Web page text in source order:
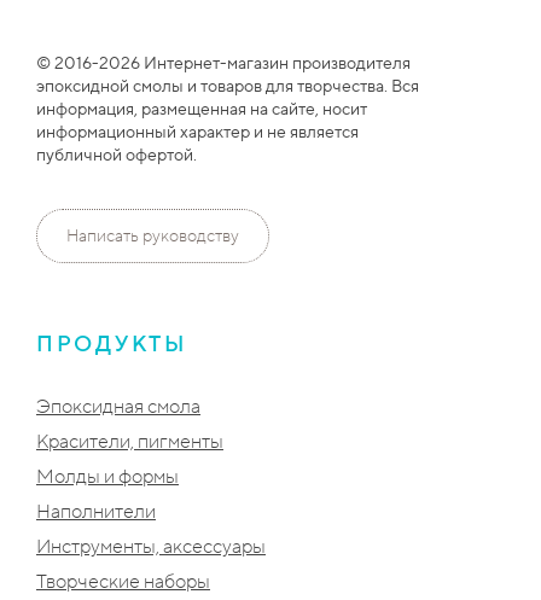
© 2016-2026 Интернет-магазин производителя
эпоксидной смолы и товаров для творчества. Вся
информация, размещенная на сайте, носит
информационный характер и не является
публичной офертой.
Написать руководству
ПРОДУКТЫ
Эпоксидная смола
Красители, пигменты
Молды и формы
Наполнители
Инструменты, аксессуары
Творческие наборы